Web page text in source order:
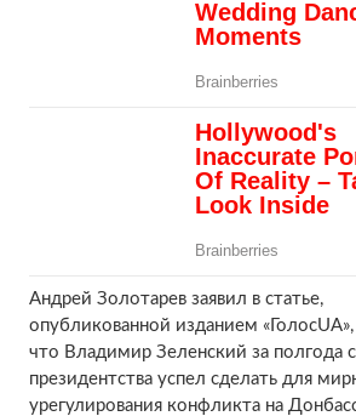
Андрей Золотарев заявил в статье,
опубликованной изданием «ГолосUA»,
что Владимир Зеленский за полгода
президентства успел сделать для
урегулирования конфликта на